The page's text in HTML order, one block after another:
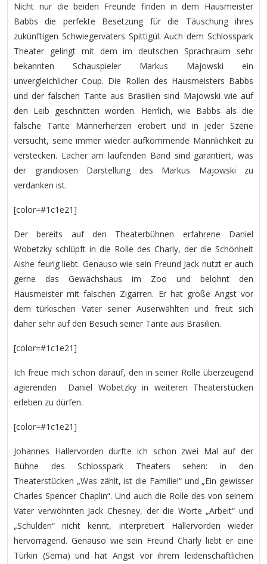
Nicht nur die beiden Freunde finden in dem Hausmeister
Babbs die perfekte Besetzung für die Täuschung ihres
zukünftigen Schwiegervaters Spittigül. Auch dem Schlosspark
Theater gelingt mit dem im deutschen Sprachraum sehr
bekannten Schauspieler Markus Majowski ein
unvergleichlicher Coup. Die Rollen des Hausmeisters Babbs
und der falschen Tante aus Brasilien sind Majowski wie auf
den Leib geschnitten worden. Herrlich, wie Babbs als die
falsche Tante Männerherzen erobert und in jeder Szene
versucht, seine immer wieder aufkommende Männlichkeit zu
verstecken. Lacher am laufenden Band sind garantiert, was
der grandiosen Darstellung des Markus Majowski zu
verdanken ist.
[color=#1c1e21]
Der bereits auf den Theaterbühnen erfahrene Daniel
Wobetzky schlüpft in die Rolle des Charly, der die Schönheit
Aishe feurig liebt. Genauso wie sein Freund Jack nutzt er auch
gerne das Gewächshaus im Zoo und belohnt den
Hausmeister mit falschen Zigarren. Er hat große Angst vor
dem türkischen Vater seiner Auserwählten und freut sich
daher sehr auf den Besuch seiner Tante aus Brasilien.
[color=#1c1e21]
Ich freue mich schon darauf, den in seiner Rolle überzeugend
agierenden Daniel Wobetzky in weiteren Theaterstücken
erleben zu dürfen.
[color=#1c1e21]
Johannes Hallervorden durfte ich schon zwei Mal auf der
Bühne des Schlosspark Theaters sehen: in den
Theaterstücken „Was zählt, ist die Familie!“ und „Ein gewisser
Charles Spencer Chaplin“. Und auch die Rolle des von seinem
Vater verwöhnten Jack Chesney, der die Worte „Arbeit“ und
„Schulden“ nicht kennt, interpretiert Hallervorden wieder
hervorragend. Genauso wie sein Freund Charly liebt er eine
Türkin (Sema) und hat Angst vor ihrem leidenschaftlichen